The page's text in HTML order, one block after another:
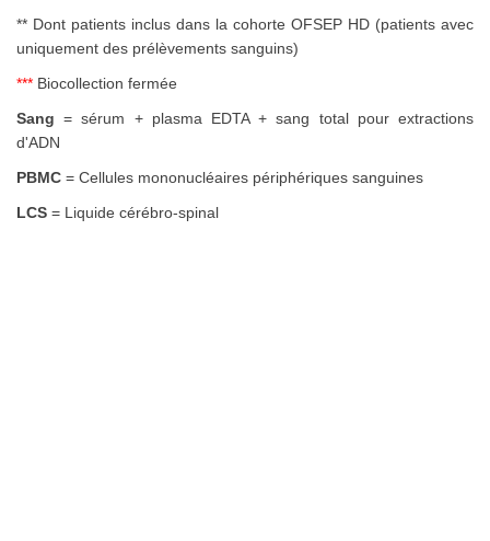
** Dont patients inclus dans la cohorte OFSEP HD (patients avec
uniquement des prélèvements sanguins)
*** Biocollection fermée
Sang = sérum + plasma EDTA + sang total pour extractions
d'ADN
PBMC = Cellules mononucléaires périphériques sanguines
LCS = Liquide cérébro-spinal